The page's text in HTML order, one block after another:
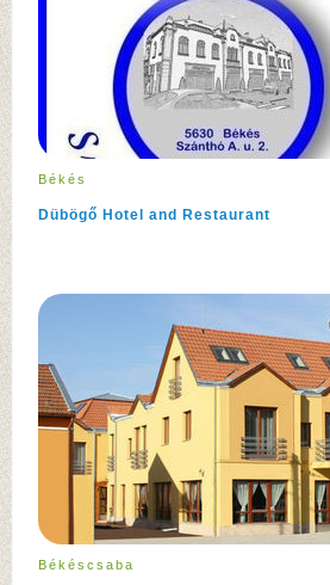
Békés
Dübögő Hotel and Restaurant
Békéscsaba